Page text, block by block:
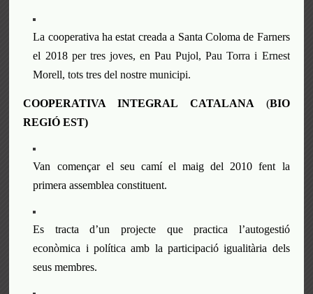
La cooperativa ha estat creada a Santa Coloma de Farners
el 2018 per tres joves, en Pau Pujol, Pau Torra i Ernest
Morell, tots tres del nostre municipi.
COOPERATIVA INTEGRAL CATALANA (BIO
REGIÓ EST)
Van començarel seu camí el maig del 2010 fent la
primera assemblea constituent.
Es tracta d’un projecte que practica l’autogestió
econòmica i política amb la participació igualitària dels
seus membres.